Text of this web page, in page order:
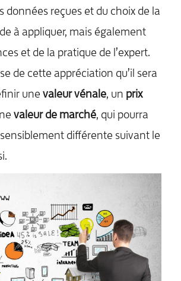
données reçues et du choix de la
à appliquer, mais également
et de la pratique de l’expert.
de cette appréciation qu’il sera
une valeur vénale, un prix
valeur de marché, qui pourra
sensiblement différente suivant le